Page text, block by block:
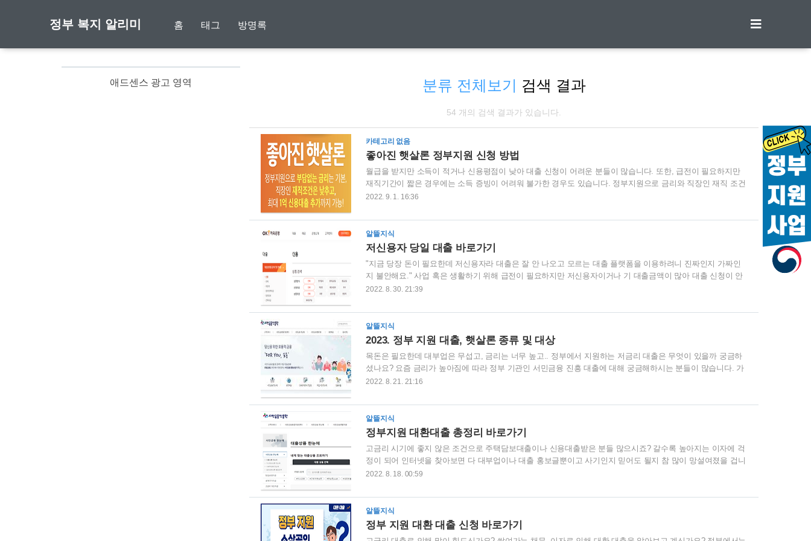
정부 복지 알리미 홈 태그 방명록
분류 전체보기 검색 결과
54 개의 검색 결과가 있습니다.
카테고리 없음
좋아진 햇살론 정부지원 신청 방법
월급을 받지만 소득이 적거나 신용평점이 낮아 대출 신청이 어려운 분들이 많습니다. 또한, 급전이 필요하지만
재직기간이 짧은 경우에는 소득 증빙이 어려워 불가한 경우도 있습니다. 정부지원으로 금리와 직장인 재직 조건
은 낮추고 대출 한도는 높인 햇살론 상품이 있습니다. 2022년 12월 31일까지 한시 적용하는 사항도 있으니 필요
최대 2000만 원까지 결정되었습니다.(2022년 12월 31일까지 한시 적용) 여기서 최대 1억까지 가능한 신용대출이
추가 가능합니다. 그렇다면 아래에 햇살론과 신용대출 상품 및 신청 방법을 안내해드리겠습니다. 웰컴 저축은행
햇살론 ✔ 대출 대상: 직장인 최근 1년 이..
2022. 9. 1. 16:36
알뜰지식
저신용자 당일 대출 바로가기
"지금 당장 돈이 필요한데 저신용자라 대출은 잘 안 나오고 모르는 대출 플랫폼을 이용하려니 진짜인지 가짜인
지 불안해요." 사업 혹은 생활하기 위해 급전이 필요하지만 저신용자이거나 기 대출금액이 많아 대출 신청이 안
되셔서 불편을 겪는 분들 많으시죠? 저신용자도 당일 대출이 가능한 상품을 안내해 드립니다. 바로 OK저축은행
회를 해보시고 신청해보시기 바랍니다. OK저축은행 - OK한도우대론 신청 ✔ 대출 신청 대상: 만 20세 이상 소득
증빙 가능한 자(신용점수 351점 이상(NICE 기준)) ✔ 대출 기간: 12개월 ~ 120개월 ✔ 대출 한도: 300만원 ~ 1억
원 ✔ 대출 금리: 연 5.9% ~ ..
2022. 8. 30. 21:39
알뜰지식
2023. 정부 지원 대출, 햇살론 종류 및 대상
목돈은 필요한데 대부업은 무섭고, 금리는 너무 높고.. 정부에서 지원하는 저금리 대출은 무엇이 있을까 궁금하
셨나요? 요즘 금리가 높아짐에 따라 정부 기관인 서민금융 진흥 대출에 대해 궁금해하시는 분들이 많습니다. 가
장 대표적인 정부 지원 대출, 햇살론에 대해 알려드리겠습니다. 햇살론에는 다양한 대출 상품이 많지만, 가장 대
론 유스 햇살론 유스는 취업준비생과 사회초년생을 위한 대출입니다. 햇살론 유스는 1천2백만 원 한도를 1회만
부여하기 때문에 꼭 필요한 시기인지 확인해야 합니다. 햇살론 유스의 보증 대상은 만 19세 ~ 만 34세이며 연소
득이 3천5백만 원 이하여야 합니다. 만약, 본인 ..
2022. 8. 21. 21:16
알뜰지식
정부지원 대환대출 총정리 바로가기
고금리 시기에 좋지 않은 조건으로 주택담보대출이나 신용대출받은 분들 많으시죠? 갈수록 높아지는 이자에 걱
정이 되어 인터넷을 찾아보면 다 대부업이나 대출 홍보글뿐이고 사기인지 믿어도 될지 참 많이 망설여졌을 겁니
다. 정보가 없기 때문에 우리는 결국 급전이 필요해서 고금리의 대출 신청을 하게 됩니다. 정부에서 제공하는 대
정보 많이 얻어가시기 바랍니다. 먼저 요즘 핫한 소상공인을 대상으로 하는 정부지원 대출은 따로 정리해두었으
니 아래 참고하시기 바랍니다. 정부 지원 대환 대출 신청 바로가기 고금리 대출로 인해 많이 힘드신가요? 쌓여가
는 채무, 이자로 인해 대환 대출을 알아보고 계신가요? 정부에서는 고금..
2022. 8. 18. 00:59
알뜰지식
정부 지원 대환 대출 신청 바로가기
애드센스 광고 영역